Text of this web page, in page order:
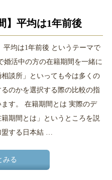
】平均は1年前後
均は1年前後 というテーマで
婚活中の方の在籍期間を一緒に
談所」といっても今は多くの
のかを選択する際の比較の指
す。 在籍期間とは 実際のデ
期間とは」というところを説
盟する日本結 …
みる